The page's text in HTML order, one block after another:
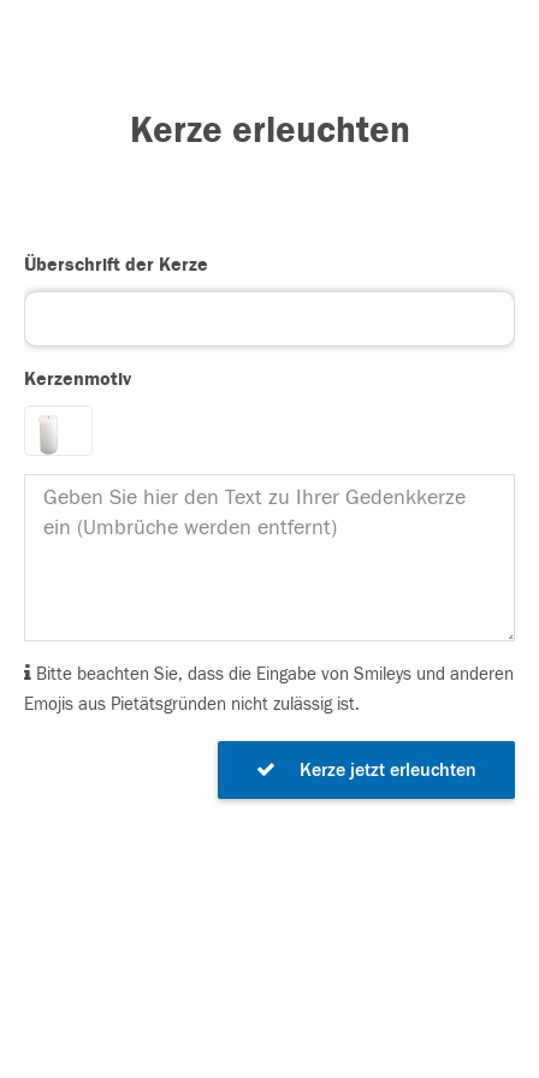
Kerze erleuchten
Überschrift der Kerze
Kerzenmotiv
Bitte beachten Sie, dass die Eingabe von Smileys und anderen
Emojis aus Pietätsgründen nicht zulässig ist.
Kerze jetzt erleuchten